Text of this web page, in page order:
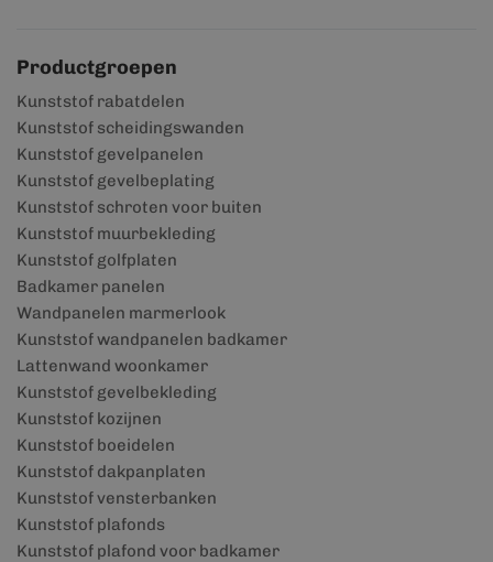
Productgroepen
Kunststof rabatdelen
Kunststof scheidingswanden
Kunststof gevelpanelen
Kunststof gevelbeplating
Kunststof schroten voor buiten
Kunststof muurbekleding
Kunststof golfplaten
Badkamer panelen
Wandpanelen marmerlook
Kunststof wandpanelen badkamer
Lattenwand woonkamer
Kunststof gevelbekleding
Kunststof kozijnen
Kunststof boeidelen
Kunststof dakpanplaten
Kunststof vensterbanken
Kunststof plafonds
Kunststof plafond voor badkamer